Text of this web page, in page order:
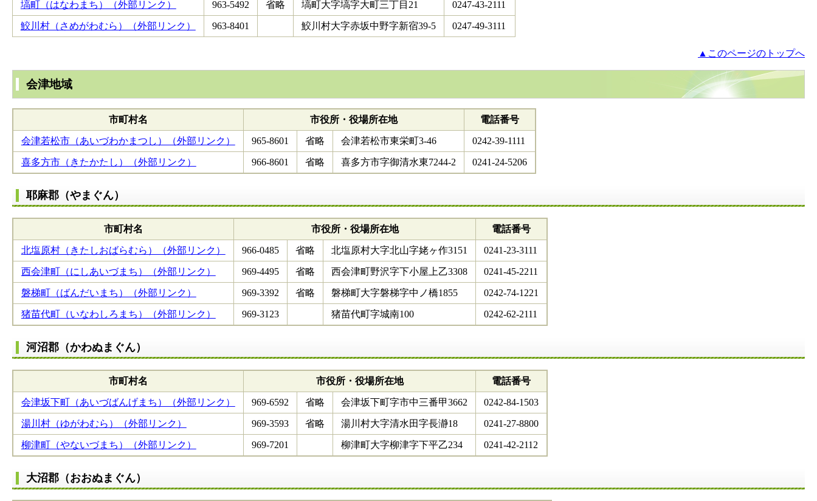
塙町（はなわまち）（外部リンク） 963-5492 省略 塙町大字塙字大町三丁目21 0247-43-2111
鮫川村（さめがわむら）（外部リンク） 963-8401 鮫川村大字赤坂中野字新宿39-5 0247-49-3111
▲このページのトップへ
会津地域
市町村名 市役所・役場所在地 電話番号
会津若松市（あいづわかまつし）（外部リンク） 965-8601 省略 会津若松市東栄町3-46 0242-39-1111
喜多方市（きたかたし）（外部リンク） 966-8601 省略 喜多方市字御清水東7244-2 0241-24-5206
耶麻郡（やまぐん）
市町村名 市役所・役場所在地 電話番号
北塩原村（きたしおばらむら）（外部リンク） 966-0485 省略 北塩原村大字北山字姥ヶ作3151 0241-23-3111
西会津町（にしあいづまち）（外部リンク） 969-4495 省略 西会津町野沢字下小屋上乙3308 0241-45-2211
磐梯町（ばんだいまち）（外部リンク） 969-3392 省略 磐梯町大字磐梯字中ノ橋1855 0242-74-1221
猪苗代町（いなわしろまち）（外部リンク） 969-3123 猪苗代町字城南100 0242-62-2111
河沼郡（かわぬまぐん）
市町村名 市役所・役場所在地 電話番号
会津坂下町（あいづばんげまち）（外部リンク） 969-6592 省略 会津坂下町字市中三番甲3662 0242-84-1503
湯川村（ゆがわむら）（外部リンク） 969-3593 省略 湯川村大字清水田字長瀞18 0241-27-8800
柳津町（やないづまち）（外部リンク） 969-7201 柳津町大字柳津字下平乙234 0241-42-2112
大沼郡（おおぬまぐん）